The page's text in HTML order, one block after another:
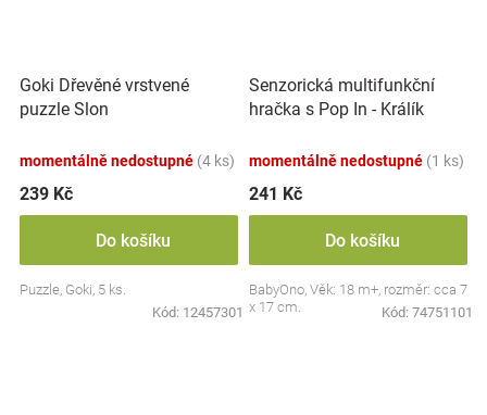
Goki Dřevěné vrstvené
puzzle Slon
momentálně nedostupné (4 ks)
239 Kč
Do košíku
Puzzle, Goki, 5 ks.
Kód: 12457301
Senzorická multifunkční
hračka s Pop In - Králík
momentálně nedostupné (1 ks)
241 Kč
Do košíku
BabyOno, Věk: 18 m+, rozměr: cca 7
x 17 cm.
Kód: 74751101